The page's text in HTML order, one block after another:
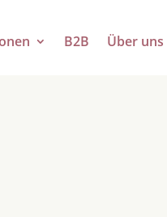
B2B Über uns